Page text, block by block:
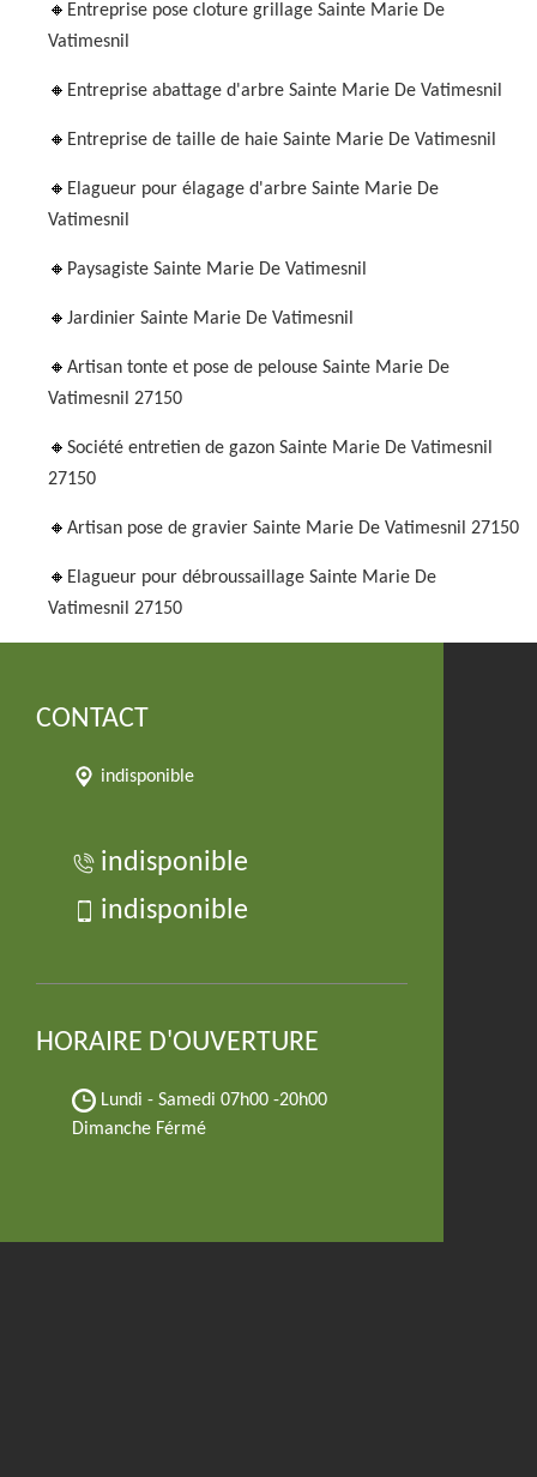
Entreprise pose cloture grillage Sainte Marie De
Vatimesnil
Entreprise abattage d'arbre Sainte Marie De Vatimesnil
Entreprise de taille de haie Sainte Marie De Vatimesnil
Elagueur pour élagage d'arbre Sainte Marie De
Vatimesnil
Paysagiste Sainte Marie De Vatimesnil
Jardinier Sainte Marie De Vatimesnil
Artisan tonte et pose de pelouse Sainte Marie De
Vatimesnil 27150
Société entretien de gazon Sainte Marie De Vatimesnil
27150
Artisan pose de gravier Sainte Marie De Vatimesnil 27150
Elagueur pour débroussaillage Sainte Marie De
Vatimesnil 27150
CONTACT
indisponible
indisponible
indisponible
HORAIRE D'OUVERTURE
Lundi - Samedi 07h00 -20h00
Dimanche Férmé